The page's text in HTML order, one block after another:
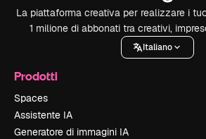
La piattaforma creativa per realizzare i
1 milione di abbonati tra creativi,
Italiano
Prodotti
Spaces
Assistente IA
Generatore di immagini IA